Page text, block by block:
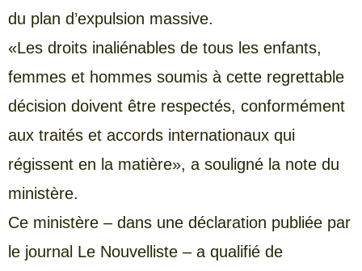
du plan d’expulsion massive.
«Les droits inaliénables de tous les enfants,
femmes et hommes soumis à cette regrettable
décision doivent être respectés, conformément
aux traités et accords internationaux qui
régissent en la matière», a souligné la note du
ministère.
Ce ministère – dans une déclaration publiée par
le journal Le Nouvelliste – a qualifié de